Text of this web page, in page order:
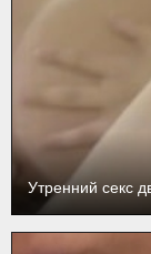
Утренний секс